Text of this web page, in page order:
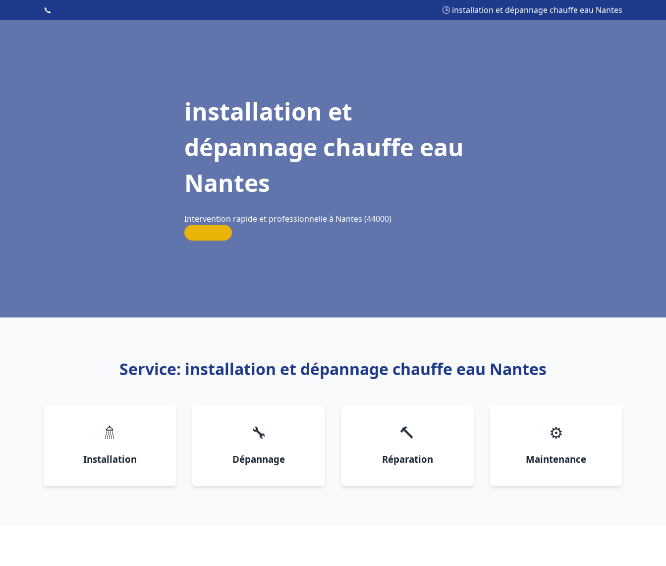
📞 🕒 installation et dépannage chauffe eau Nantes
installation et
dépannage chauffe eau
Nantes
Intervention rapide et professionnelle à Nantes (44000)
Service: installation et dépannage chauffe eau Nantes
🚿
Installation
🔧
Dépannage
🔨
Réparation
⚙️
Maintenance